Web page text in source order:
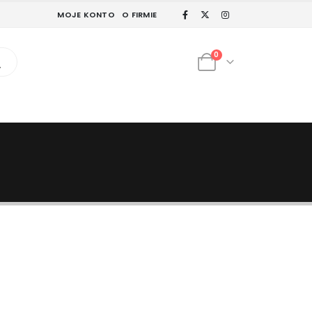
MOJE KONTO O FIRMIE
0